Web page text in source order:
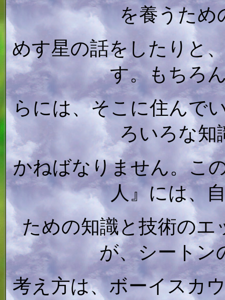
を養うため
めす星の話をしたりと
す。もちろ
らには、そこに住んで
ろいろな知
かねばなりません。こ
人』には、
ための知識と技術の
が、シートン
考え方は、ボーイスカ